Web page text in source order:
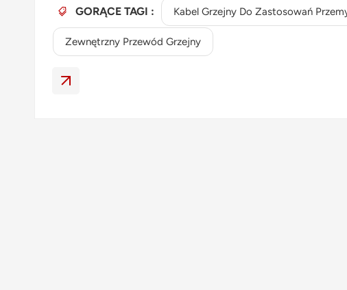
montażu.Kompleksowy podjazd Elektryczny system
rozwiązanie do topienia śniegu i lodu na podjazdach,
jednostka sterująca i czujnikiInne powiązane komponenty
GORĄCE TAGI : Kabel Grzejny Do Zastosowań
Zewnętrzny Przewód Grzejny